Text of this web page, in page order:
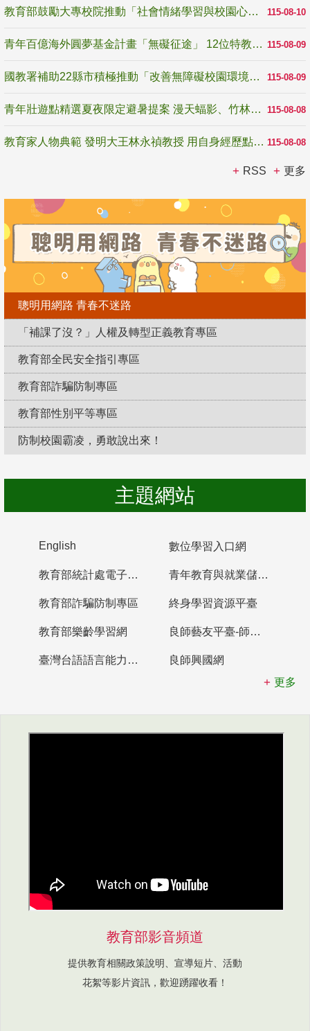
115-08-10
教育部鼓勵大專校院推動「社會情緒學習與校園心理健康促進計畫」 培育校園「心」韌性
115-08-09
青年百億海外圓夢基金計畫「無礙征途」 12位特教與弱勢青年勇闖西班牙 跨越感官限制見證生命蛻變
115-08-09
國教署補助22縣市積極推動「改善無障礙校園環境計畫」 打造友善、安全、無礙學習空間
115-08-08
青年壯遊點精選夏夜限定避暑提案 漫天蝠影、竹林尋蛙、茶香夜觀 邀青年暮色出發
115-08-08
教育家人物典範 發明大王林永禎教授 用自身經歷點亮學生的路
RSS 更多
聰明用網路 青春不迷路
「補課了沒？」人權及轉型正義教育專區
教育部全民安全指引專區
教育部詐騙防制專區
教育部性別平等專區
防制校園霸凌，勇敢說出來！
主題網站
English 數位學習入口網
教育部統計處電子書櫃 青年教育與就業儲蓄帳戶
教育部詐騙防制專區 終身學習資源平臺
教育部樂齡學習網 良師藝友平臺-師資培育整合平臺
臺灣台語語言能力認證網站
良師興國網
更多
教育部影音頻道
提供教育相關政策說明、宣導短片、活動
花絮等影片資訊，歡迎踴躍收看！